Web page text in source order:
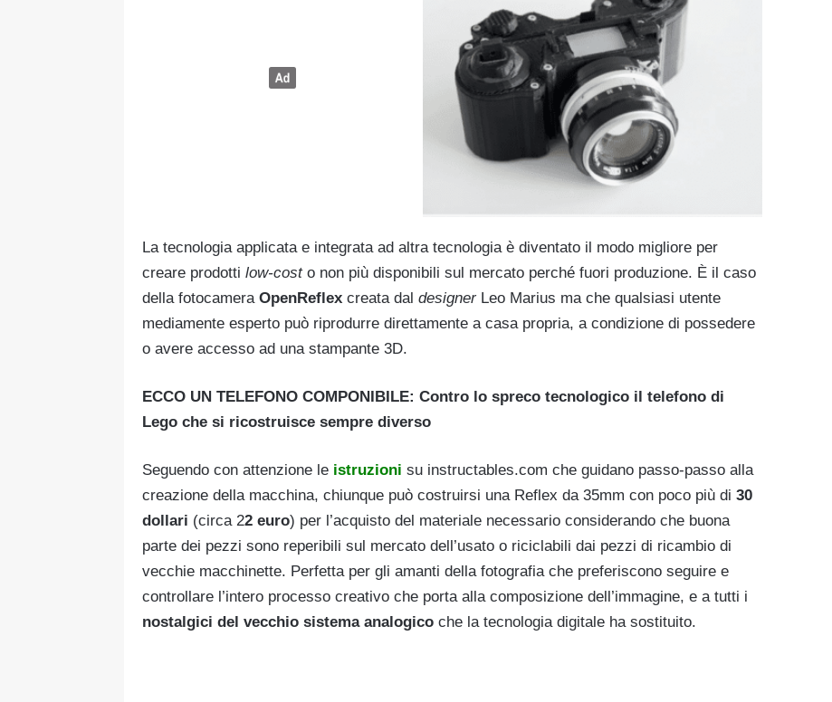
La tecnologia applicata e integrata ad altra tecnologia è diventato il modo migliore per
creare prodotti low-costo non più disponibili sul mercato perché fuori produzione. È il caso
della fotocamera OpenReflex creata dal designerLeo Marius ma che qualsiasi utente
mediamente esperto può riprodurre direttamente a casa propria, a condizione di possedere
o avere accesso ad una stampante 3D.
ECCO UN TELEFONO COMPONIBILE: Contro lo spreco tecnologico il telefono di
Lego che si ricostruisce sempre diverso
Seguendo con attenzione le istruzioni su instructables.com che guidano passo-passo alla
creazione della macchina, chiunque può costruirsi una Reflex da 35mm con poco più di 30
dollari (circa 22 euro) per l’acquisto del materiale necessario considerando che buona
parte dei pezzi sono reperibili sul mercato dell’usato o riciclabili dai pezzi di ricambio di
vecchie macchinette. Perfetta per gli amanti della fotografia che preferiscono seguire e
controllare l’intero processo creativo che porta alla composizione dell’immagine, e a tutti i
nostalgici del vecchio sistema analogico che la tecnologia digitale ha sostituito.